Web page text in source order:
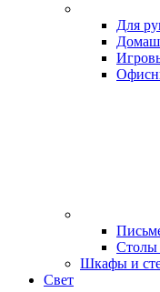
Для
Столы
Шкафы и
Свет